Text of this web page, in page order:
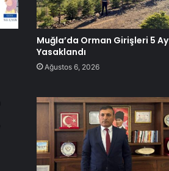
Muğla’da Orman Girişleri 5 Ay
Yasaklandı
Ağustos 6, 2026